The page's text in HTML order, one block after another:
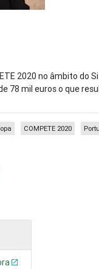
2020 no âmbito do
78 mil euros o que
COMPETE 2020